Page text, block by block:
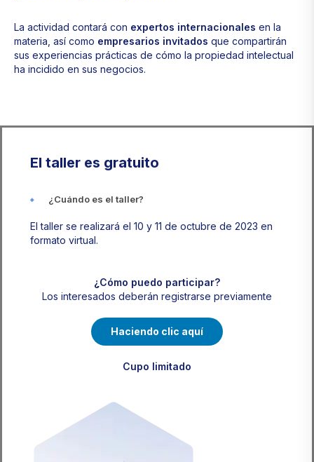
La actividad contará con expertos internacionales en la
materia, así como empresarios invitados que compartirán
sus experiencias prácticas de cómo la propiedad intelectual
ha incidido en sus negocios.
El taller es gratuito
¿Cuándo es el taller?
El taller se realizará el 10 y 11 de octubre de 2023 en
formato virtual.
¿Cómo puedo participar?
Los interesados deberán registrarse previamente
Haciendo clic aquí
Cupo limitado